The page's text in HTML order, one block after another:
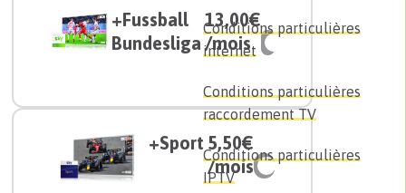
+Fussball
Bundesliga
13,00€
/mois
+Sport 5,50€
/mois
Conditions particulières
internet
Conditions particulières
raccordement TV
Conditions particulières
IPTV